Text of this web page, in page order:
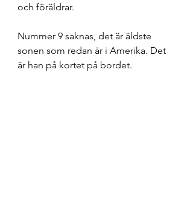
och föräldrar.
Nummer 9 saknas, det är äldste
sonen som redan är i Amerika. Det
är han på kortet på bordet.